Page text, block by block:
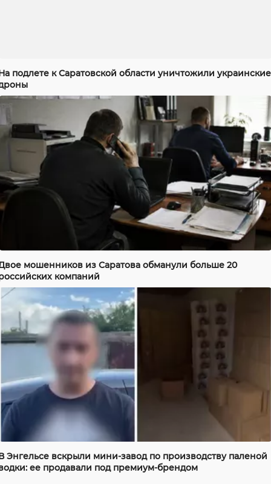
подлете к Саратовской области уничтожили украинские
мошенников из Саратова обманули больше 20
компаний
Энгельсе вскрыли мини-завод по производству паленой
ее продавали под премиум-брендом